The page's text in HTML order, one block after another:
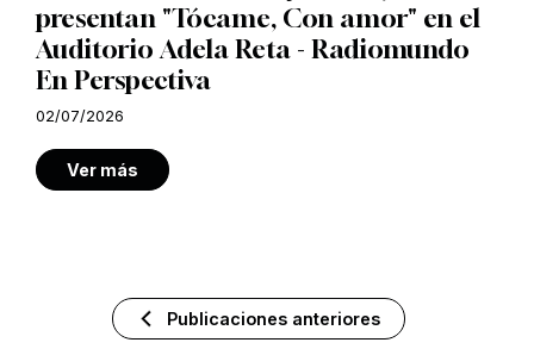
presentan "Tócame, Con amor" en el
Auditorio Adela Reta - Radiomundo
En Perspectiva
02/07/2026
Ver más
Publicaciones anteriores